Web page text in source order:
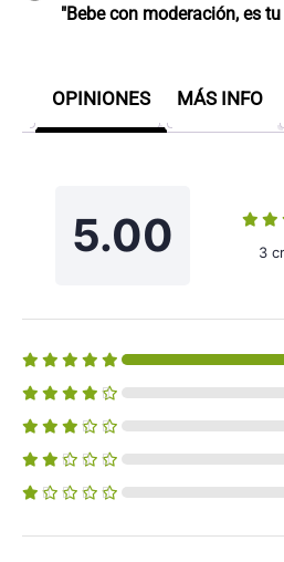
"Bebe con moderación, es
OPINIONES MÁS INFO
5.00 3